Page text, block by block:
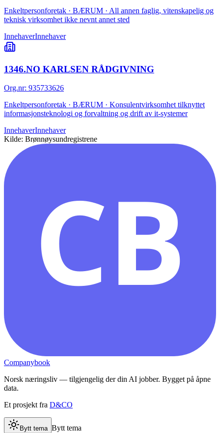
Enkeltpersonforetak · BÆRUM · All annen faglig, vitenskapelig og
teknisk virksomhet ikke nevnt annet sted
InnehaverInnehaver
1346.NO KARLSEN RÅDGIVNING
Org.nr: 935733626
Enkeltpersonforetak · BÆRUM · Konsulentvirksomhet tilknyttet
informasjonsteknologi og forvaltning og drift av it-systemer
InnehaverInnehaver
Kilde: Brønnøysundregistrene
CB
Companybook
Norsk næringsliv — tilgjengelig der din AI jobber. Bygget på åpne
data.
Et prosjekt fra D&CO
Bytt tema Bytt tema